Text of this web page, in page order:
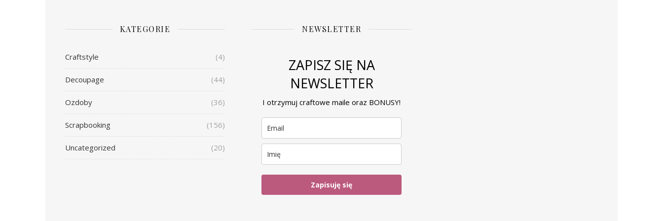
KATEGORIE
Craftstyle (4)
Decoupage (44)
Ozdoby (36)
Scrapbooking (156)
Uncategorized (20)
NEWSLETTER
ZAPISZ SIĘ NA
NEWSLETTER
I otrzymuj craftowe maile oraz BONUSY!
Zapisuję się